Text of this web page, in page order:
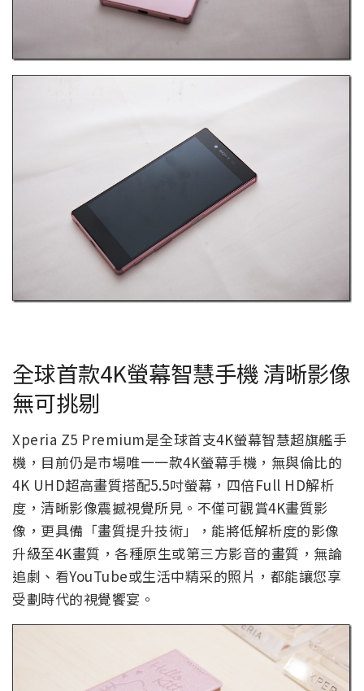
全球首款4K螢幕智慧手機 清晰影像
無可挑剔
Xperia Z5 Premium是全球首支4K螢幕智慧超旗艦手
機，目前仍是市場唯一一款4K螢幕手機，無與倫比的
4K UHD超高畫質搭配5.5吋螢幕，四倍Full HD解析
度，清晰影像震撼視覺所見。不僅可觀賞4K畫質影
像，更具備「畫質提升技術」，能將低解析度的影像
升級至4K畫質，各種原生或第三方影音的畫質，無論
追劇、看YouTube或生活中精采的照片，都能讓您享
受劃時代的視覺饗宴。